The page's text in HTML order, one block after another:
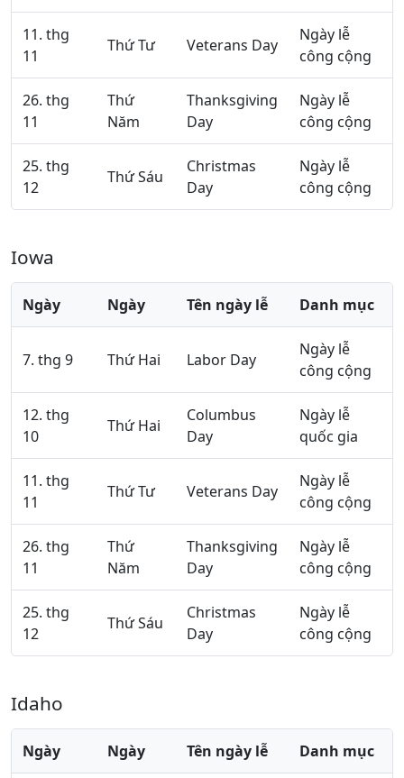
11. thg
11
Thứ Tư Veterans Day
Ngày lễ
công cộng
26. thg
11
Thứ
Năm
Thanksgiving
Day
Ngày lễ
công cộng
25. thg
12
Thứ Sáu
Christmas
Day
Ngày lễ
công cộng
Iowa
Ngày Ngày Tên ngày lễ Danh mục
7. thg 9 Thứ Hai Labor Day
Ngày lễ
công cộng
12. thg
10
Thứ Hai
Columbus
Day
Ngày lễ
quốc gia
11. thg
11
Thứ Tư Veterans Day
Ngày lễ
công cộng
26. thg
11
Thứ
Năm
Thanksgiving
Day
Ngày lễ
công cộng
25. thg
12
Thứ Sáu
Christmas
Day
Ngày lễ
công cộng
Idaho
Ngày Ngày Tên ngày lễ Danh mục